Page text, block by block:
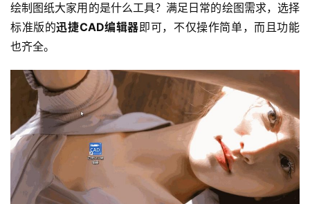
绘制图纸大家用的是什么工具？满足日常的绘图需求，选择
标准版的迅捷CAD编辑器即可，不仅操作简单，而且功能
也齐全。